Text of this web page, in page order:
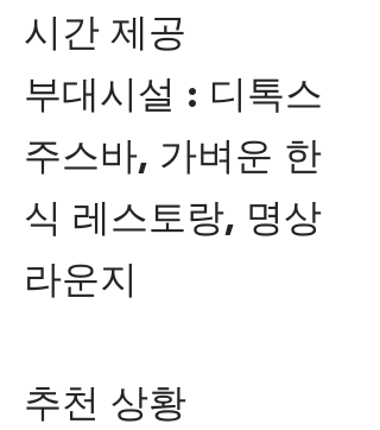
시간 제공
부대시설 : 디톡스
주스바, 가벼운 한
식 레스토랑, 명상
라운지
추천 상황